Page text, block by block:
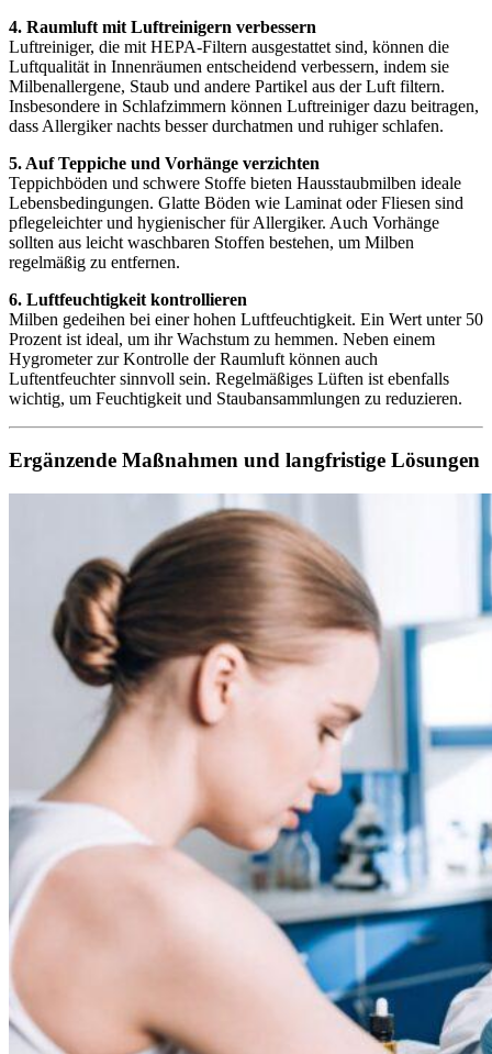
4. Raumluft mit Luftreinigern verbessern
Luftreiniger, die mit HEPA-Filtern ausgestattet sind, können die
Luftqualität in Innenräumen entscheidend verbessern, indem sie
Milbenallergene, Staub und andere Partikel aus der Luft filtern.
Insbesondere in Schlafzimmern können Luftreiniger dazu beitragen,
dass Allergiker nachts besser durchatmen und ruhiger schlafen.
5. Auf Teppiche und Vorhänge verzichten
Teppichböden und schwere Stoffe bieten Hausstaubmilben ideale
Lebensbedingungen. Glatte Böden wie Laminat oder Fliesen sind
pflegeleichter und hygienischer für Allergiker. Auch Vorhänge
sollten aus leicht waschbaren Stoffen bestehen, um Milben
regelmäßig zu entfernen.
6. Luftfeuchtigkeit kontrollieren
Milben gedeihen bei einer hohen Luftfeuchtigkeit. Ein Wert unter 50
Prozent ist ideal, um ihr Wachstum zu hemmen. Neben einem
Hygrometer zur Kontrolle der Raumluft können auch
Luftentfeuchter sinnvoll sein. Regelmäßiges Lüften ist ebenfalls
wichtig, um Feuchtigkeit und Staubansammlungen zu reduzieren.
Ergänzende Maßnahmen und langfristige Lösungen